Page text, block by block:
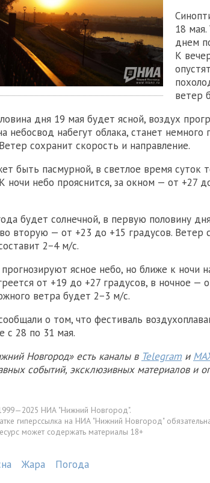
18
днем
К
ветер
дня 19 мая будет ясной, воздух
небосвод набегут облака, станет
сохранит скорость и направление.
быть пасмурной, в светлое время суток
ночи небо прояснится, за окном — от +27
будет солнечной, в первую половину
вторую — от +23 до +15 градусов. Ветер
2−4 м/с.
ясное небо, но ближе к ночи
от +19 до +27 градусов, в ночное —
ветра будет 2−3 м/с.
о том, что фестиваль
с 28 по 31 мая.
Новгород» есть каналы в Telegram и
событий, эксклюзивных материалов и
НИА "Нижний Новгород".
гиперссылка на НИА "Нижний Новгород"
может содержать материалы 18+
Жара Погода